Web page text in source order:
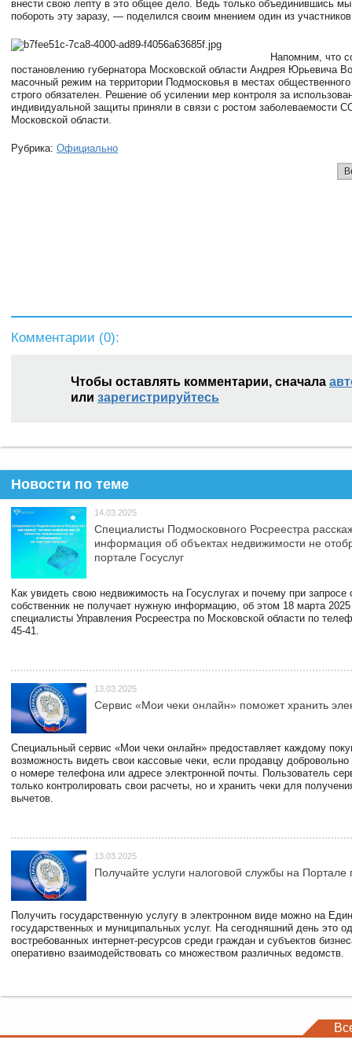
внести свою лепту в это общее дело. Ведь только объединившись
побороть эту заразу, — поделился своим мнением один из
Напомним, что
постановлению губернатора Московской области Андрея Юрьевича
масочный режим на территории Подмосковья в местах
строго обязателен. Решение об усилении мер контроля за
индивидуальной защиты приняли в связи с ростом заболеваемости
Московской области.
Рубрика: Официально
Комментарии (0):
Чтобы оставлять комментарии, сначала
или зарегистрируйтесь
Новости по теме
14.03.2025
Специалисты Подмосковного Росреестра
информация об объектах недвижимости не
портале Госуслуг
Как увидеть свою недвижимость на Госуслугах и почему при запросе
собственник не получает нужную информацию, об этом 18 марта 2025
специалисты Управления Росреестра по Московской области по
45-41.
13.03.2025
Сервис «Мои чеки онлайн» поможет хранить
Специальный сервис «Мои чеки онлайн» предоставляет каждому
возможность видеть свои кассовые чеки, если продавцу
о номере телефона или адресе электронной почты. Пользователь
только контролировать свои расчеты, но и хранить чеки для
вычетов.
13.03.2025
Получайте услуги налоговой службы на Портале
Получить государственную услугу в электронном виде можно на
государственных и муниципальных услуг. На сегодняшний день это
востребованных интернет-ресурсов среди граждан и субъектов
оперативно взаимодействовать со множеством различных ведомств.